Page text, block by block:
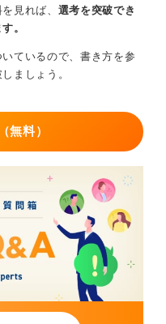
見れば、 選考を突破でき
。
いているので、書き方を参
ましょう。
無料）